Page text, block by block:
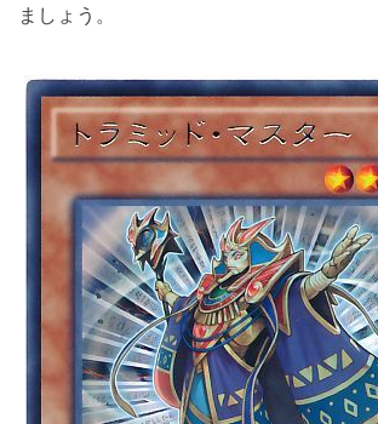
ましょう。